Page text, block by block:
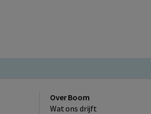
Over Boom
Wat ons drijft